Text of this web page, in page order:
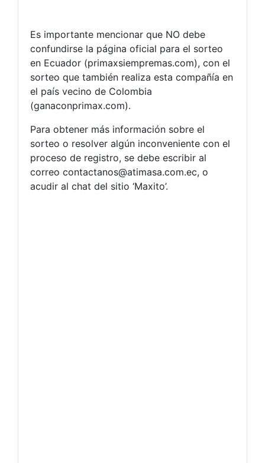
Es importante mencionar que NO debe
confundirse la página oficial para el sorteo
en Ecuador (primaxsiempremas.com), con el
sorteo que también realiza esta compañía en
el país vecino de Colombia
(ganaconprimax.com).
Para obtener más información sobre el
sorteo o resolver algún inconveniente con el
proceso de registro, se debe escribir al
correo contactanos@atimasa.com.ec, o
acudir al chat del sitio ‘Maxito’.